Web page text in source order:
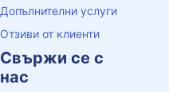
Допълнителни услуги
Отзиви от клиенти
Свържи се с
нас